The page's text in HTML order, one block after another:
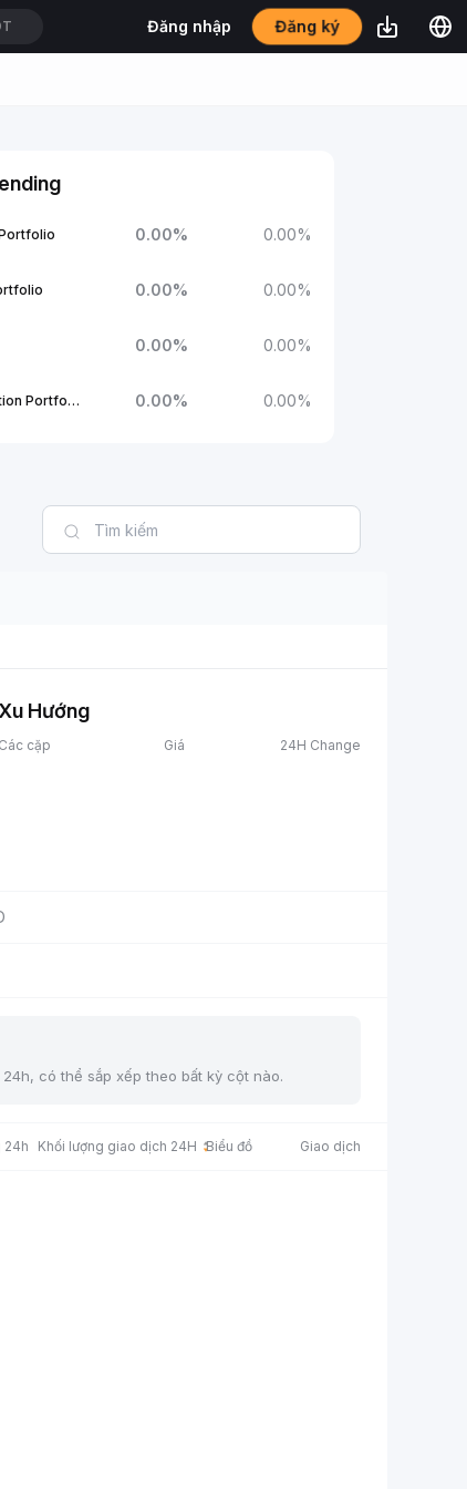
Đăng nhập Đăng ký
0.00% 0.00%
0.00% 0.00%
0.00% 0.00%
1Confirmation Portfolio 0.00% 0.00%
Xu Hướng
Các cặp Giá 24H Change
có thể sắp xếp theo bất kỳ cột nào.
24h Khối lượng giao dịch 24H Biểu đồ Giao dịch